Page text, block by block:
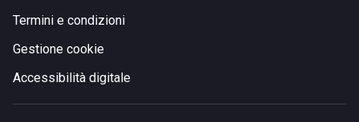
Termini e condizioni
Gestione cookie
Accessibilità digitale